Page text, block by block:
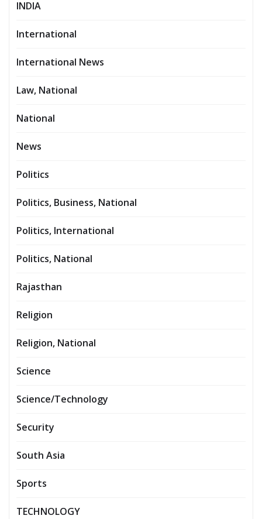
INDIA
International
International News
Law, National
National
News
Politics
Politics, Business, National
Politics, International
Politics, National
Rajasthan
Religion
Religion, National
Science
Science/Technology
Security
South Asia
Sports
TECHNOLOGY